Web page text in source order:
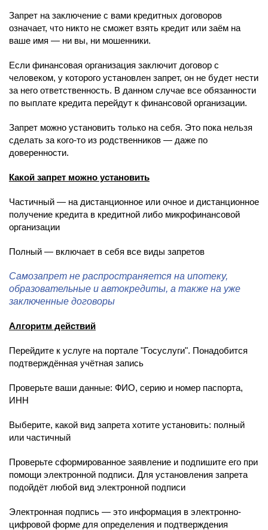
Запрет на заключение с вами кредитных договоров
означает, что никто не сможет взять кредит или заём на
ваше имя — ни вы, ни мошенники.
Если финансовая организация заключит договор с
человеком, у которого установлен запрет, он не будет нести
за него ответственность. В данном случае все обязанности
по выплате кредита перейдут к финансовой организации.
Запрет можно установить только на себя. Это пока нельзя
сделать за кого-то из родственников — даже по
доверенности.
Какой запрет можно установить
Частичный — на дистанционное или очное и дистанционное
получение кредита в кредитной либо микрофинансовой
организации
Полный — включает в себя все виды запретов
Самозапрет не распространяется на ипотеку,
образовательные и автокредиты, а также на уже
заключенные договоры
Алгоритм действий
Перейдите к услуге на портале "Госуслуги". Понадобится
подтверждённая учётная запись
Проверьте ваши данные: ФИО, серию и номер паспорта,
ИНН
Выберите, какой вид запрета хотите установить: полный
или частичный
Проверьте сформированное заявление и подпишите его при
помощи электронной подписи. Для установления запрета
подойдёт любой вид электронной подписи
Электронная подпись — это информация в электронно-
цифровой форме для определения и подтверждения